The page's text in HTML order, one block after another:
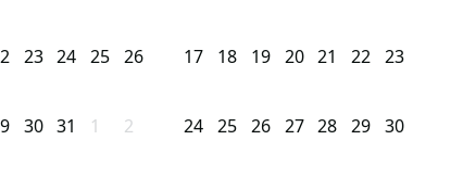
23 24 25 26
30 31 1 2
17 18 19 20 21 22 23
24 25 26 27 28 29 30